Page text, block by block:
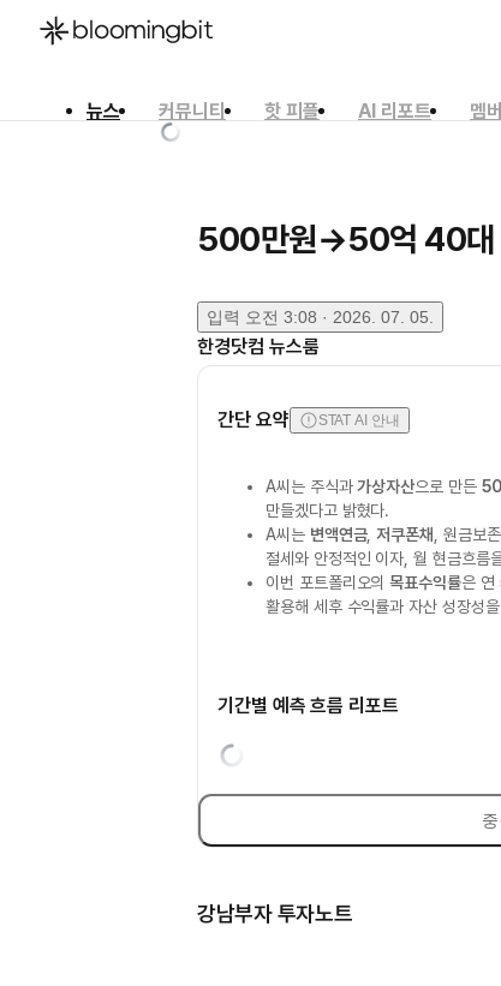
뉴스 커뮤니티 핫 피플 AI 리포트 멤
500만원→50억 40대
입력 오전 3:08 · 2026. 07. 05.
한경닷컴 뉴스룸
간단 요약 STAT AI 안내
A씨는 주식과가상자산으로 만든
만들겠다고 밝혔다.
A씨는 변액연금,저쿠폰채 , 원금보
절세와 안정적인 이자, 월 현금흐름
이번 포트폴리오의목표수익률은 연
활용해 세후 수익률과 자산 성장성
기간별 예측 흐름 리포트
강남부자 투자노트